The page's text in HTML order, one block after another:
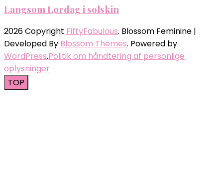
Langsom Lørdag i solskin
2026 Copyright FiftyFabulous. Blossom Feminine |
Developed By Blossom Themes. Powered by
WordPress.Politik om håndtering af personlige
oplysninger
TOP